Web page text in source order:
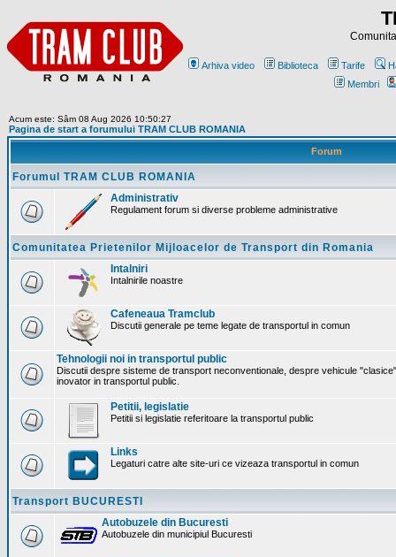
Arhiva video Biblioteca Tarife
Membri
Acum este: Sâm 08 Aug 2026 10:50:27
Pagina de start a forumului TRAM CLUB ROMANIA
Forum
Forumul TRAM CLUB ROMANIA
Administrativ
Regulament forum si diverse probleme administrative
Comunitatea Prietenilor Mijloacelor de Transport din Romania
Intalniri
Intalnirile noastre
Cafeneaua Tramclub
Discutii generale pe teme legate de transportul in comun
Tehnologii noi in transportul public
Discutii despre sisteme de transport neconventionale, despre vehicule
inovator in transportul public.
Petitii, legislatie
Petitii si legislatie referitoare la transportul public
Links
Legaturi catre alte site-uri ce vizeaza transportul in comun
Transport BUCURESTI
Autobuzele din Bucuresti
Autobuzele din municipiul Bucuresti